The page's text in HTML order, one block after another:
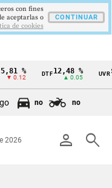
%
0.12
DTF12,48 %
▲ 0.05
UVR
no no
person search
2026
con fines
aceptarlas o
de cookies
CONTINUAR